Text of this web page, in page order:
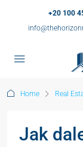
+20 100
Home Real
Jak